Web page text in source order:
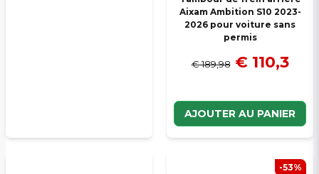
Aixam Ambition S10 2023-
2026 pour voiture sans
permis
€ 189,98 € 110,3
AJOUTER AU PANIER
-53%